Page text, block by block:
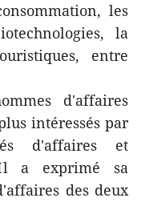
les
la
entre
d'affaires
intéressés par
d'affaires et
Il a exprimé sa
des deux